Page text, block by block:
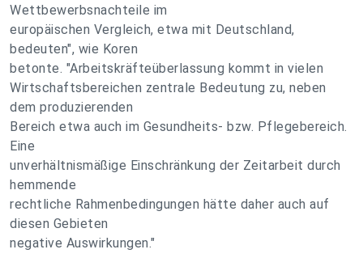
Wettbewerbsnachteile im
europäischen Vergleich, etwa mit Deutschland,
bedeuten", wie Koren
betonte. "Arbeitskräfteüberlassung kommt in vielen
Wirtschaftsbereichen zentrale Bedeutung zu, neben
dem produzierenden
Bereich etwa auch im Gesundheits- bzw. Pflegebereich.
Eine
unverhältnismäßige Einschränkung der Zeitarbeit durch
hemmende
rechtliche Rahmenbedingungen hätte daher auch auf
diesen Gebieten
negative Auswirkungen."